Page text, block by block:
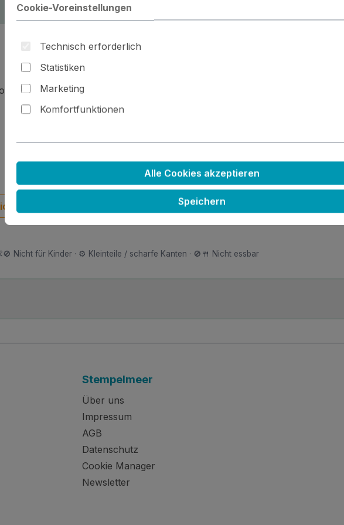
für jede Gelegenheit!
Nicht für Kinder · ⚙️ Kleinteile / scharfe Kanten · 🚫🍴 Nicht essbar
Stempelmeer
Über uns
Impressum
AGB
Datenschutz
Cookie Manager
Newsletter
Cookie-Voreinstellungen
Technisch erforderlich
Statistiken
Marketing
Komfortfunktionen
Alle Cookies akzeptieren
Speichern